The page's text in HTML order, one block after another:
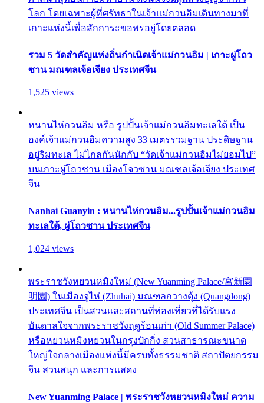
โลก โดยเฉพาะผู้ที่ศรัทธาในเจ้าแม่กวนอิมเดินทางมาที่
เกาะแห่งนี้เพื่อสักการะขอพรอยู่โดยตลอด
รวม 5 วัดสำคัญแห่งถิ่นกำเนิดเจ้าแม่กวนอิม | เกาะผู่โถว
ซาน มณฑลเจ้อเจียง ประเทศจีน
1,525 views
หนานไห่กวนอิม หรือ รูปปั้นเจ้าแม่กวนอิมทะเลใต้ เป็น
องค์เจ้าแม่กวนอิมความสูง 33 เมตรรวมฐาน ประดิษฐาน
อยู่ริมทะเล ไม่ไกลกันนักกับ “วัดเจ้าแม่กวนอิมไม่ยอมไป”
บนเกาะผู่โถวซาน เมืองโจวซาน มณฑลเจ้อเจียง ประเทศ
จีน
Nanhai Guanyin : หนานไห่กวนอิม...รูปปั้นเจ้าแม่กวนอิม
ทะเลใต้, ผู่โถวซาน ประเทศจีน
1,024 views
พระราชวังหยวนหมิงใหม่ (New Yuanming Palace/宮新園
明園) ในเมืองจูไห่ (Zhuhai) มณฑลกวางตุ้ง (Quangdong)
ประเทศจีน เป็นสวนและสถานที่ท่องเที่ยวที่ได้รับแรง
บันดาลใจจากพระราชวังฤดูร้อนเก่า (Old Summer Palace)
หรือหยวนหมิงหยวนในกรุงปักกิ่ง สวนสาธารณะขนาด
ใหญ่ใจกลางเมืองแห่งนี้มีครบทั้งธรรมชาติ สถาปัตยกรรม
จีน สวนสนุก และการแสดง
New Yuanming Palace | พระราชวังหยวนหมิงใหม่ ความ